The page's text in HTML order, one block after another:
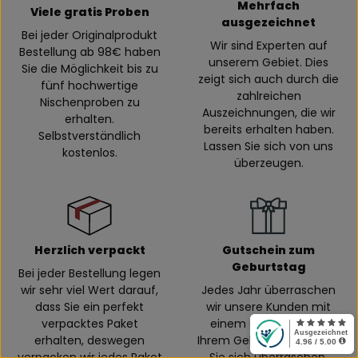
Viele gratis Proben
Bei jeder Originalprodukt
Bestellung ab 98€ haben
Sie die Möglichkeit bis zu
fünf hochwertige
Nischenproben zu
erhalten.
Selbstverständlich
kostenlos.
Mehrfach
ausgezeichnet
Wir sind Experten auf
unserem Gebiet. Dies
zeigt sich auch durch die
zahlreichen
Auszeichnungen, die wir
bereits erhalten haben.
Lassen Sie sich von uns
überzeugen.
Herzlich verpackt
Bei jeder Bestellung legen
wir sehr viel Wert darauf,
dass Sie ein perfekt
verpacktes Paket
erhalten, deswegen
Gutschein zum
Geburtstag
Jedes Jahr überraschen
wir unsere Kunden mit
einem Gutschein zur
Ihrem Geburtstag. Lassen